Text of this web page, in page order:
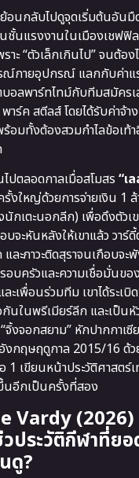
อนกลับไปดูจุดเริ่มต้นอัน
ชั้นแรงงานในเมืองเชฟฟิ
าะ “ตัวเล็กเกินไป” จนต้อ
ณ์กายอุปกรณ์ แลกกับค่า
บอลพาร์ทไทม์กับทีมสมัคร
าร์ค สตีลส์ โดยได้รับค่าจ้า
อมทั้งต้องสวมกำไลข้อเท้
ปตลอดกาลเมื่อสโมสร “เ
งใหญ่ด้วยการจ่ายเงิน 1
กเตะนอกลีก) เพื่อดึงตัวเ
บจะหันหลังให้เขาแล้ว วา
ละภาวะติดสุราจนเกือบจะ
บครัวและความเชื่อมั่นขอ
เพื่อนร่วมทีม เขาได้ระเบิ
นในพรีเมียร์ลีก และเป็น
งจอกสยาม” หักปากกาเ
กฤษฤดูกาล 2015/16 ด้ว
1 เขียนหน้าประวัติศาสตร์
นอีกเป็นครั้งที่สอง
Vardy (2026)
ประวัติกีฬาที่ยอ
ดู?